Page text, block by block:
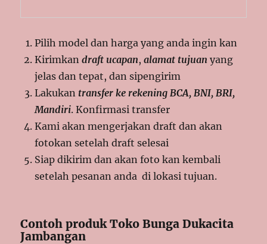
Pilih model dan harga yang anda ingin kan
Kirimkandraft ucapan,alamat tujuan yang
jelas dan tepat, dan sipengirim
Lakukan transfer ke rekening BCA, BNI, BRI,
Mandiri. Konfirmasi transfer
Kami akan mengerjakan draft dan akan
fotokan setelah draft selesai
Siap dikirim dan akan foto kan kembali
setelah pesanan anda di lokasi tujuan.
Contoh produk Toko Bunga Dukacita
Jambangan